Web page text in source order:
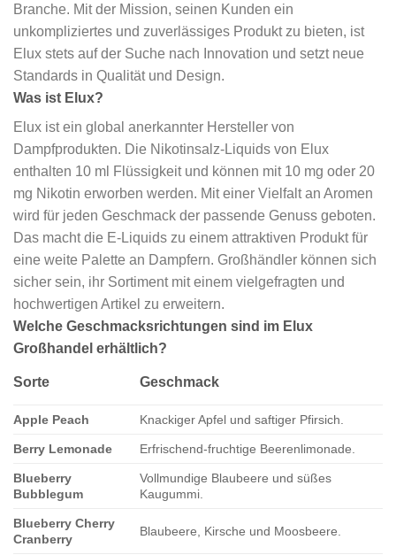
Branche. Mit der Mission, seinen Kunden ein
unkompliziertes und zuverlässiges Produkt zu bieten, ist
Elux stets auf der Suche nach Innovation und setzt neue
Standards in Qualität und Design.
Was ist Elux?
Elux ist ein global anerkannter Hersteller von
Dampfprodukten. Die Nikotinsalz-Liquids von Elux
enthalten 10 ml Flüssigkeit und können mit 10 mg oder 20
mg Nikotin erworben werden. Mit einer Vielfalt an Aromen
wird für jeden Geschmack der passende Genuss geboten.
Das macht die E-Liquids zu einem attraktiven Produkt für
eine weite Palette an Dampfern. Großhändler können sich
sicher sein, ihr Sortiment mit einem vielgefragten und
hochwertigen Artikel zu erweitern.
Welche Geschmacksrichtungen sind im Elux
Großhandel erhältlich?
Sorte Geschmack
Apple Peach Knackiger Apfel und saftiger Pfirsich.
Berry Lemonade Erfrischend-fruchtige Beerenlimonade.
Blueberry
Bubblegum
Vollmundige Blaubeere und süßes
Kaugummi.
Blueberry Cherry
Cranberry
Blaubeere, Kirsche und Moosbeere.